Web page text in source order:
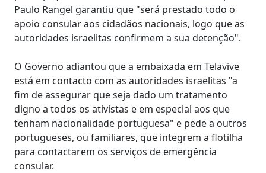
Paulo Rangel garantiu que "será prestado todo o
apoio consular aos cidadãos nacionais, logo que as
autoridades israelitas confirmem a sua detenção".
O Governo adiantou que a embaixada em Telavive
está em contacto com as autoridades israelitas "a
fim de assegurar que seja dado um tratamento
digno a todos os ativistas e em especial aos que
tenham nacionalidade portuguesa" e pede a outros
portugueses, ou familiares, que integrem a flotilha
para contactarem os serviços de emergência
consular.